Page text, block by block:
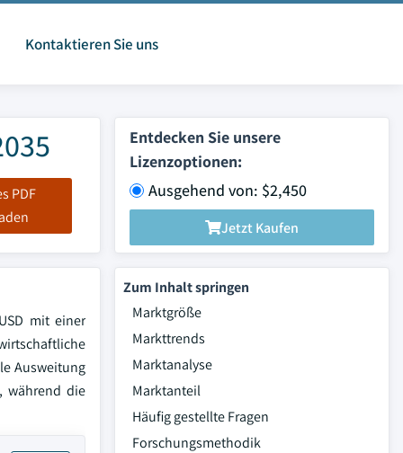
Kontaktieren Sie uns
PDF
Entdecken Sie unsere
Lizenzoptionen:
Ausgehend von: $2,450
Jetzt Kaufen
mit einer
Ausweitung
während die
Zum Inhalt springen
Marktgröße
Markttrends
Marktanalyse
Marktanteil
Häufig gestellte Fragen
Forschungsmethodik